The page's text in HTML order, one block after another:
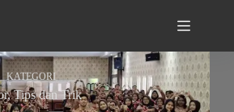
KATEGORI
Tips dan Trik